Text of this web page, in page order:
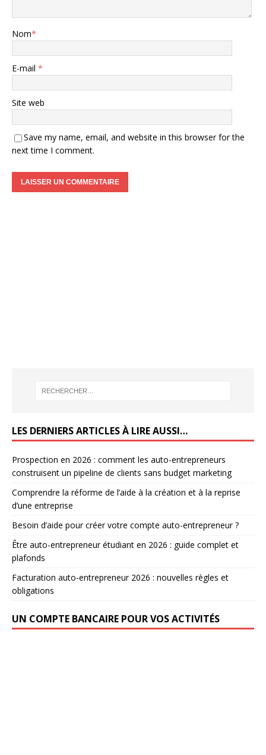
Nom*
E-mail *
Site web
Save my name, email, and website in this browser for the
next time I comment.
LES DERNIERS ARTICLES À LIRE AUSSI…
Prospection en 2026 : comment les auto-entrepreneurs
construisent un pipeline de clients sans budget marketing
Comprendre la réforme de l’aide à la création et à la reprise
d’une entreprise
Besoin d’aide pour créer votre compte auto-entrepreneur ?
Être auto-entrepreneur étudiant en 2026 : guide complet et
plafonds
Facturation auto-entrepreneur 2026 : nouvelles règles et
obligations
UN COMPTE BANCAIRE POUR VOS ACTIVITÉS